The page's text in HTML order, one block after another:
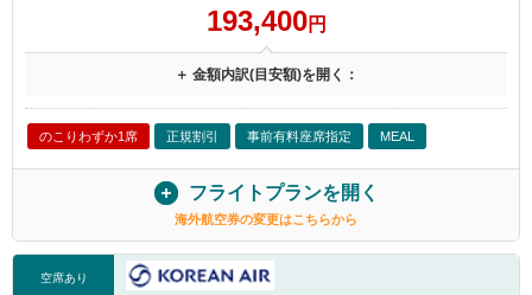
193,400円
＋ 金額内訳(目安額)を開く：
のこりわずか1席 正規割引 事前有料座席指定 MEAL
フライトプランを開く
海外航空券の変更はこちらから
空席あり